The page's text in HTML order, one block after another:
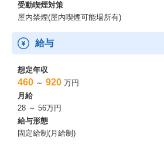
受動喫煙対策
屋内禁煙(屋内喫煙可能場所有)
給与
想定年収
460 ～ 920 万円
月給
28 ～ 56万円
給与形態
固定給制(月給制)